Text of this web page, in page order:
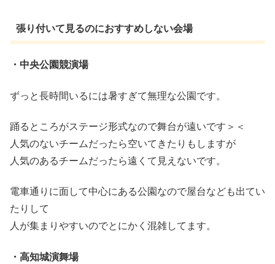
張り付いて見るのにおすすめしない会場
・中央公園競演場
ずっと長時間いるには暑すぎて無理な公園です。
踊るところがステージ形式なので舞台が遠いです＞＜
人気のないチームだったら空いてきたりもしますが
人気のあるチームだったら遠くて見えないです。
電車通りに面して中心にある公園なので屋台なども出てい
たりして
人が集まりやすいのでとにかく混雑してます。
・高知城演舞場